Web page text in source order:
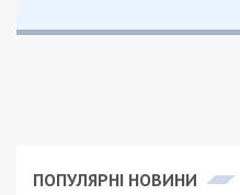
ПОПУЛЯРНІ НОВИНИ